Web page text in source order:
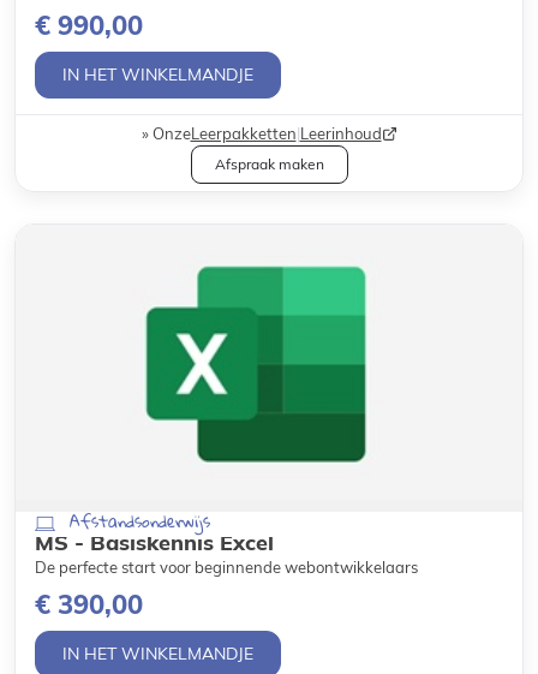
€ 990,00
IN HET WINKELMANDJE
OnzeLeerpakketten|Leerinhoud
Afspraak maken
Afstandsonderwijs
MS - Basiskennis Excel
De perfecte start voor beginnende webontwikkelaars
€ 390,00
IN HET WINKELMANDJE